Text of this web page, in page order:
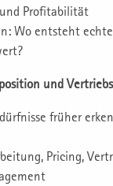
Profitabilität
Wo entsteht
und
früher
Pricing,